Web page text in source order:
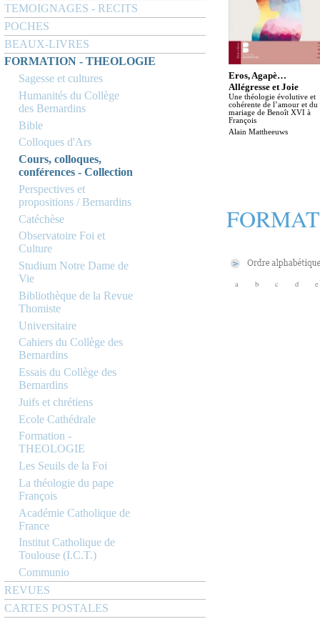
TEMOIGNAGES - RECITS
POCHES
BEAUX-LIVRES
FORMATION - THEOLOGIE
Sagesse et cultures
Humanités du Collège
des Bernardins
Bible
Colloques d'Ars
Cours, colloques,
conférences - Collection
Perspectives et
propositions / Bernardins
Catéchèse
Observatoire Foi et
Culture
Studium Notre Dame de
Vie
Bibliothèque de la Revue
Thomiste
Universitaire
Cahiers du Collège des
Bernardins
Essais du Collège des
Bernardins
Juifs et chrétiens
Ecole Cathédrale
Formation -
THEOLOGIE
Les Seuils de la Foi
La théologie du pape
François
Académie Catholique de
France
Institut Catholique de
Toulouse (I.C.T.)
Communio
REVUES
CARTES POSTALES
Eros, Agapè…
Allégresse et Joie
Une théologie évolutive et
cohérente de l’amour et du
mariage de Benoît XVI à
François
Alain Mattheeuws
a b c d e